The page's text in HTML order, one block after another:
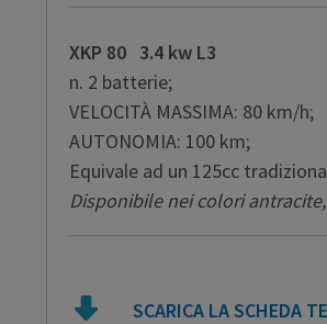
XKP 80 3.4 kw L3
n. 2 batterie;
VELOCITÀ MASSIMA: 80 km/h;
AUTONOMIA: 100 km;
Equivale ad un 125cc
Disponibile nei colori
SCARICA LA SCHEDA